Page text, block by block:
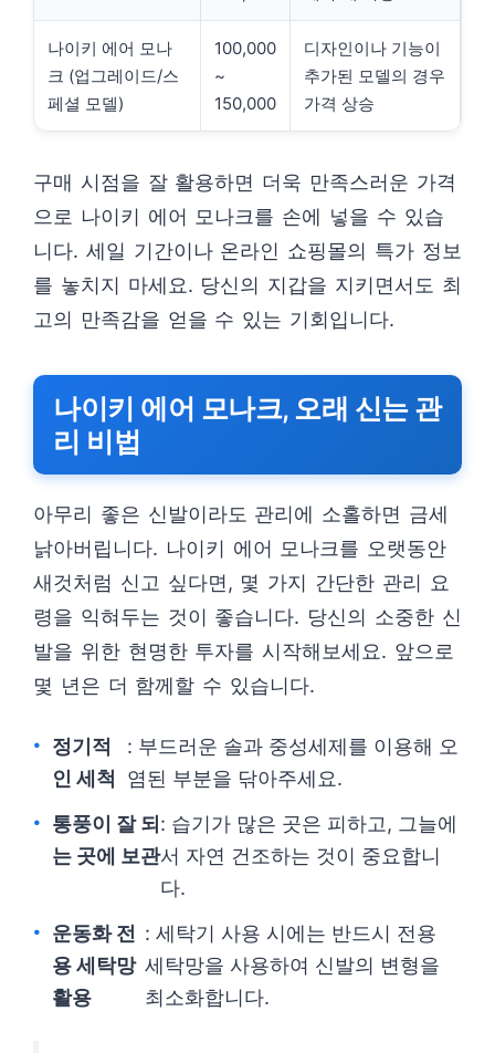
나이키 에어 모나
크 (업그레이드/스
페셜 모델)
100,000
~
150,000
디자인이나 기능이
추가된 모델의 경우
가격 상승
구매 시점을 잘 활용하면 더욱 만족스러운 가격
으로 나이키 에어 모나크를 손에 넣을 수 있습
니다. 세일 기간이나 온라인 쇼핑몰의 특가 정보
를 놓치지 마세요. 당신의 지갑을 지키면서도 최
고의 만족감을 얻을 수 있는 기회입니다.
나이키 에어 모나크, 오래 신는 관
리 비법
아무리 좋은 신발이라도 관리에 소홀하면 금세
낡아버립니다. 나이키 에어 모나크를 오랫동안
새것처럼 신고 싶다면, 몇 가지 간단한 관리 요
령을 익혀두는 것이 좋습니다. 당신의 소중한 신
발을 위한 현명한 투자를 시작해보세요. 앞으로
몇 년은 더 함께할 수 있습니다.
정기적
인 세척
: 부드러운 솔과 중성세제를 이용해 오
염된 부분을 닦아주세요.
통풍이 잘 되
는 곳에 보관
: 습기가 많은 곳은 피하고, 그늘에
서 자연 건조하는 것이 중요합니
다.
운동화 전
용 세탁망
활용
: 세탁기 사용 시에는 반드시 전용
세탁망을 사용하여 신발의 변형을
최소화합니다.